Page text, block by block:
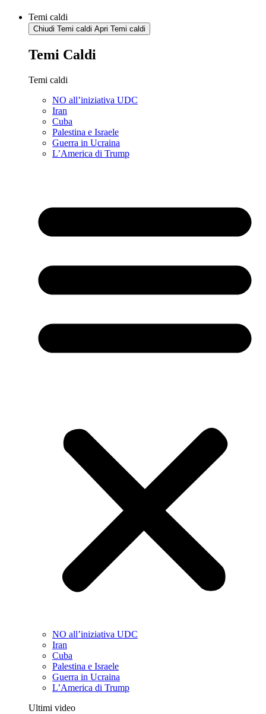
Temi caldi
Chiudi Temi caldi Apri Temi caldi
Temi Caldi
Temi caldi
NO all’iniziativa UDC
Iran
Cuba
Palestina e Israele
Guerra in Ucraina
L’America di Trump
NO all’iniziativa UDC
Iran
Cuba
Palestina e Israele
Guerra in Ucraina
L’America di Trump
Ultimi video